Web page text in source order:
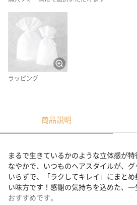
ラッピング
商品説明
まるで生きているかのような立体感が
なやかで、いつものヘアスタイルが、
いらずで、「ラクしてキレイ」にまと
い味方です！感謝の気持ちを込めた、
おすすめです。